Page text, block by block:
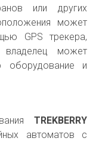
или других
может
GPS трекера,
владелец может
оборудование и
TREKBERRY
автоматов с